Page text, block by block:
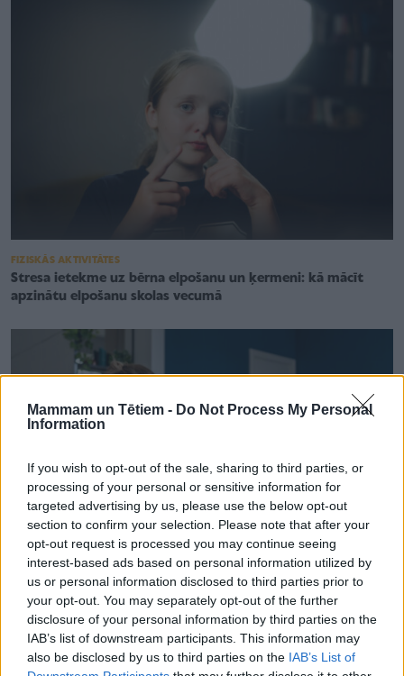
Mammam un Tētiem - Do Not Process My Personal
Information
If you wish to opt-out of the sale, sharing to third parties, or
processing of your personal or sensitive information for
targeted advertising by us, please use the below opt-out
section to confirm your selection. Please note that after your
opt-out request is processed you may continue seeing
interest-based ads based on personal information utilized by
us or personal information disclosed to third parties prior to
your opt-out. You may separately opt-out of the further
disclosure of your personal information by third parties on the
IAB’s list of downstream participants. This information may
also be disclosed by us to third parties on the IAB’s List of
FIZISKĀS AKTIVITĀTES
Stresa ietekme uz bērna elpošanu un ķermeni: kā mācīt
apzinātu elpošanu skolas vecumā
ATTIECĪBAS ĢIMENĒ
Iespēja saprast savu pusaudzi – Latvijas lielākajā vecāku
sapulcē runās par jauniešiem aktuālo